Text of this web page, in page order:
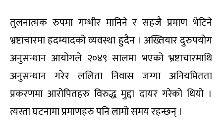
तुलनात्मक रुपमा गम्भीर मानिने र सहजै प्रमाण भेटिने
भ्रष्टाचारमा हदम्यादको व्यवस्था हुदैन । अख्तियार दुरुपयोग
अनुसन्धान आयोगले २०४९ सालमा भएको भ्रष्टाचारमाथि
अनुसन्धान गरेर ललिता निवास जग्गा अनियमितता
प्रकरणमा आरोपितहरु विरुद्ध मुद्दा दायर गरेको थियो ।
त्यस्ता घटनामा प्रमाणहरु पनि लामो समय रहन्छन् ।